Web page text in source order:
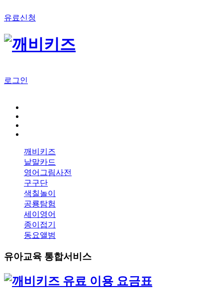
유료신청
로그인
깨비키즈
낱말카드
영어그림사전
구구단
색칠놀이
공룡탐험
세이영어
종이접기
동요앨범
유아교육 통합서비스